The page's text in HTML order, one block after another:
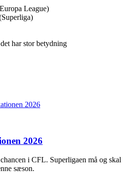
League)
har stor betydning
2026
2026
i CFL. Superligaen må og skal
sæson.